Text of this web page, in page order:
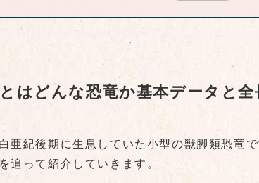
はどんな恐竜か基本データと
亜紀後期に生息していた小型の獣脚類恐竜
追って紹介していきます。